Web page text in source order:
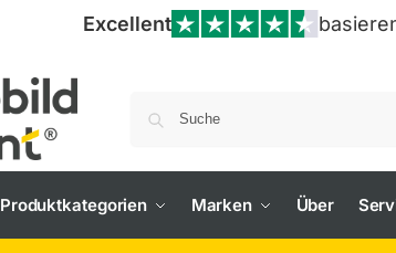
Excellent
Produktkategorien Marken Über